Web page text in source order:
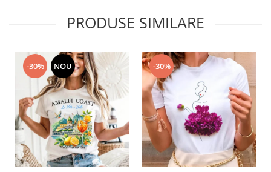
PRODUSE SIMILARE
-30% NOU -30%